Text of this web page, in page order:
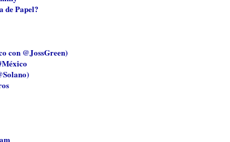
de Papel?
con @JossGreen)